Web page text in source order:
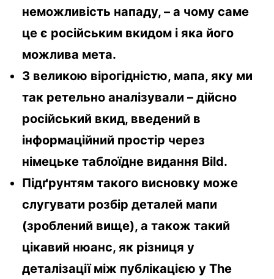
неможливість нападу, – а чому саме
це є російським вкидом і яка його
можлива мета.
З великою вірогідністю, мапа, яку ми
так ретельно аналізували – дійсно
російський вкид, введений в
інформаційний простір через
німецьке таблоїдне видання Bild.
Підґрунтям такого висновку може
слугувати розбір деталей мапи
(зроблений вище), а також такий
цікавий нюанс, як різниця у
деталізації між публікацією у The